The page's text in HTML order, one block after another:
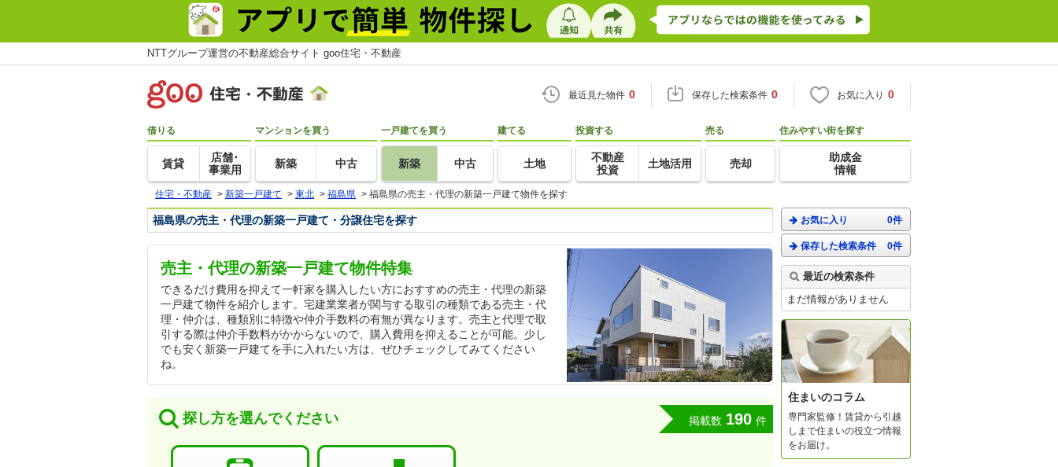
NTTグループ運営の不動産総合サイト goo住宅・不動産
最近見た物件 0 保存した検索条件 0 お気に入り 0
借りる
賃貸
店舗･
事業用
マンションを買う
新築 中古
一戸建てを買う
新築 中古
建てる
土地
投資する
不動産
投資
土地活用
売る
売却
住みやすい街を探す
助成金
情報
住宅・不動産 > 新築一戸建て > 東北 > 福島県 > 福島県の売主・代理の新築一戸建て物件を探す
福島県の売主・代理の新築一戸建て・分譲住宅を探す
売主・代理の新築一戸建て物件特集
できるだけ費用を抑えて一軒家を購入したい方におすすめの売主・代理の新築
一戸建て物件を紹介します。宅建業業者が関与する取引の種類である売主・代
理・仲介は、種類別に特徴や仲介手数料の有無が異なります。売主と代理で取
引する際は仲介手数料がかからないので、購入費用を抑えることが可能。少し
でも安く新築一戸建てを手に入れたい方は、ぜひチェックしてみてください
ね。
探し方を選んでください 掲載数 190 件
お気に入り 0件
保存した検索条件 0件
最近の検索条件
まだ情報がありません
住まいのコラム
専門家監修！賃貸から引越
しまで住まいの役立つ情報
をお届け。